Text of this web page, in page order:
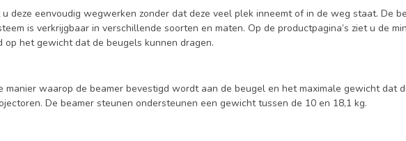
deze eenvoudig wegwerken zonder dat deze veel plek inneemt of in de weg staat. De
is verkrijgbaar in verschillende soorten en maten. Op de productpagina’s ziet u de
het gewicht dat de beugels kunnen dragen.
waarop de beamer bevestigd wordt aan de beugel en het maximale gewicht dat
De beamer steunen ondersteunen een gewicht tussen de 10 en 18,1 kg.